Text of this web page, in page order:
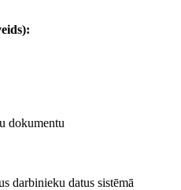
dokumentu
darbinieku datus sistēmā